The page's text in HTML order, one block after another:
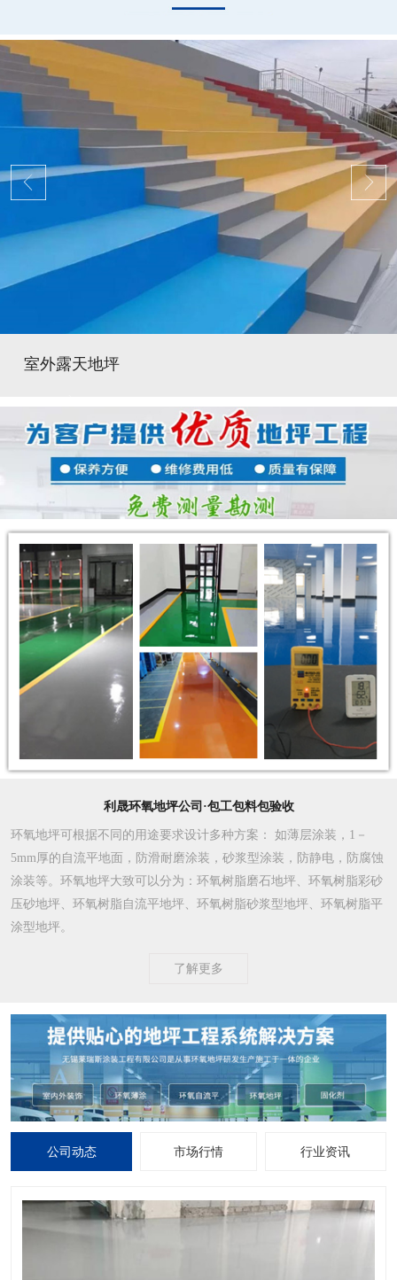
室外露天地坪
利晟环氧地坪公司·包工包料包验收
环氧地坪可根据不同的用途要求设计多种方案 ： 如薄层涂装，1－
5mm厚的自流平地面，防滑耐磨涂装，砂浆型涂装，防静电，防腐蚀
涂装等。环氧地坪大致可以分为：环氧树脂磨石地坪、环氧树脂彩砂
压砂地坪、环氧树脂自流平地坪、环氧树脂砂浆型地坪、环氧树脂平
涂型地坪。
了解更多
公司动态 市场行情 行业资讯